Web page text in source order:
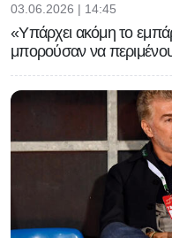
03.06.2026 | 14:45
«Υπάρχει ακόμη το
μπορούσαν να